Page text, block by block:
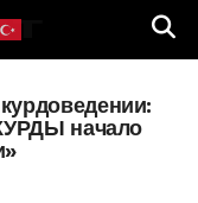
начало